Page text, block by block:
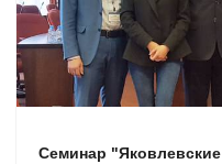
Семинар "Яковлевские